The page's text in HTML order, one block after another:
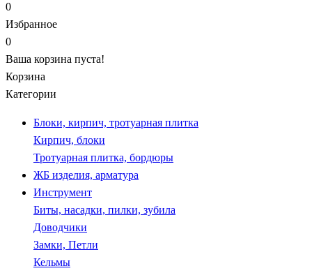
0
Избранное
0
Ваша корзина пуста!
Корзина
Категории
Блоки, кирпич, тротуарная плитка
Кирпич, блоки
Тротуарная плитка, бордюры
ЖБ изделия, арматура
Инструмент
Биты, насадки, пилки, зубила
Доводчики
Замки, Петли
Кельмы